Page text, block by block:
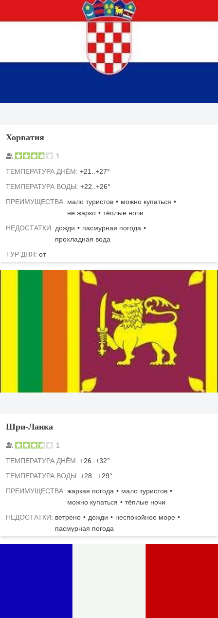
Хорватия
1
TЕМПЕРАТУРА ДНЁМ: +21..+27°
ТЕМПЕРАТУРА ВОДЫ: +22..+26°
ПРЕИМУЩЕСТВА: мало туристов
можно купаться
не жарко
тёплые ночи
НЕДОСТАТКИ: дожди
пасмурная погода
прохладная вода
ТУР ДНЯ: от
Шри-Ланка
1
TЕМПЕРАТУРА ДНЁМ: +26..+32°
ТЕМПЕРАТУРА ВОДЫ: +28...+29°
ПРЕИМУЩЕСТВА: жаркая погода
мало туристов
можно купаться
тёплые ночи
НЕДОСТАТКИ: ветрено дожди
неспокойное море
пасмурная погода